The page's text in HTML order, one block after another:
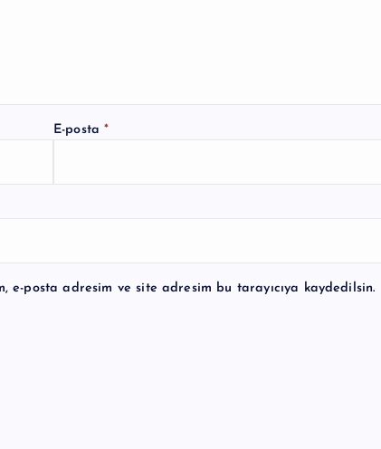
E-posta*
e-posta adresim ve site adresim bu tarayıcıya kaydedilsin.